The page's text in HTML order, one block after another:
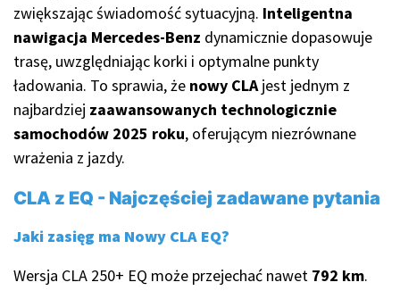
zwiększając świadomość sytuacyjną. Inteligentna
nawigacja Mercedes-Benz dynamicznie dopasowuje
trasę, uwzględniając korki i optymalne punkty
ładowania. To sprawia, że nowy CLA jest jednym z
najbardziej zaawansowanych technologicznie
samochodów 2025 roku, oferującym niezrównane
wrażenia z jazdy.
CLA z EQ - Najczęściej zadawane pytania
Jaki zasięg ma Nowy CLA EQ?
Wersja CLA 250+ EQ może przejechać nawet 792 km.